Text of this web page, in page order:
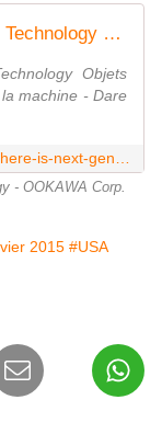
Here is Next Generation US Drones Technology - OOKAWA Corp.
Objets
machine - Dare
- OOKAWA Corp.
2015 #USA